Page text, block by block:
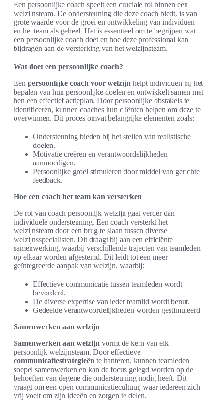
Een persoonlijke coach speelt een cruciale rol binnen een
welzijnsteam. De ondersteuning die deze coach biedt, is van
grote waarde voor de groei en ontwikkeling van individuen
en het team als geheel. Het is essentieel om te begrijpen wat
een persoonlijke coach doet en hoe deze professional kan
bijdragen aan de versterking van het welzijnsteam.
Wat doet een persoonlijke coach?
Een persoonlijke coach voor welzijn helpt individuen bij het
bepalen van hun persoonlijke doelen en ontwikkelt samen met
hen een effectief actieplan. Door persoonlijke obstakels te
identificeren, kunnen coaches hun cliënten helpen om deze te
overwinnen. Dit proces omvat belangrijke elementen zoals:
Ondersteuning bieden bij het stellen van realistische
doelen.
Motivatie creëren en verantwoordelijkheden
aanmoedigen.
Persoonlijke groei stimuleren door middel van gerichte
feedback.
Hoe een coach het team kan versterken
De rol van coach persoonlijk welzijn gaat verder dan
individuele ondersteuning. Een coach versterkt het
welzijnsteam door een brug te slaan tussen diverse
welzijnsspecialisten. Dit draagt bij aan een efficiënte
samenwerking, waarbij verschillende trajecten van teamleden
op elkaar worden afgestemd. Dit leidt tot een meer
geïntegreerde aanpak van welzijn, waarbij:
Effectieve communicatie tussen teamleden wordt
bevorderd.
De diverse expertise van ieder teamlid wordt benut.
Gedeelde verantwoordelijkheden worden gestimuleerd.
Samenwerken aan welzijn
Samenwerken aan welzijn vormt de kern van elk
persoonlijk welzijnsteam. Door effectieve
communicatiestrategieën te hanteren, kunnen teamleden
soepel samenwerken en kan de focus gelegd worden op de
behoeften van degene die ondersteuning nodig heeft. Dit
vraagt om een open communicatiecultuur, waar iedereen zich
vrij voelt om zijn ideeën en zorgen te delen.